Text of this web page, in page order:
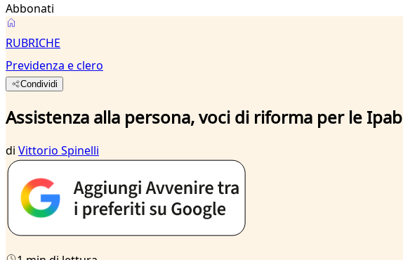
Abbonati
RUBRICHE
Previdenza e clero
Condividi
Assistenza alla persona, voci di riforma per le Ipab
di Vittorio Spinelli